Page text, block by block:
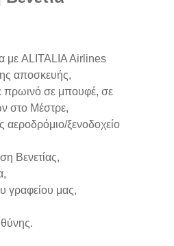
με ALITALIA Airlines
αποσκευής,
πρωινό σε μπουφέ, σε
στο Μέστρε,
ξενοδοχείο
Βενετίας,
γραφείου μας,